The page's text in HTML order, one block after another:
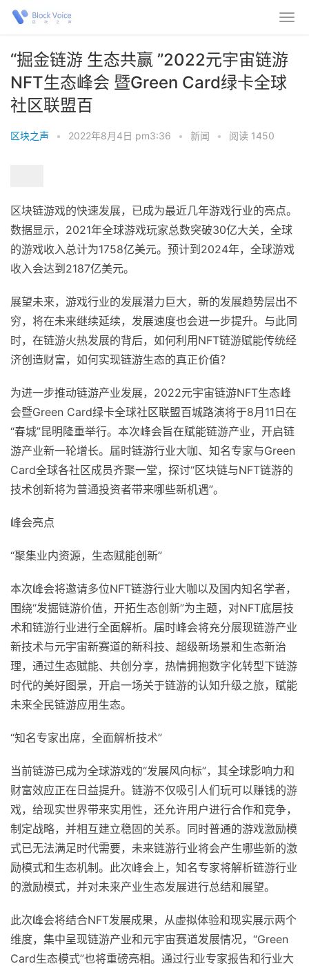
“掘金链游 生态共赢 ”2022元宇宙链游
NFT生态峰会 暨Green Card绿卡全球
社区联盟百
区块之声 • 2022年8月4日 pm3:36 • 新闻 • 阅读 1450
区块链游戏的快速发展，已成为最近几年游戏行业的亮点。
数据显示，2021年全球游戏玩家总数突破30亿大关，全球
的游戏收入总计为1758亿美元。预计到2024年，全球游戏
收入会达到2187亿美元。
展望未来，游戏行业的发展潜力巨大，新的发展趋势层出不
穷，将在未来继续延续，发展速度也会进一步提升。与此同
时，在链游火热发展的背后，如何利用NFT链游赋能传统经
济创造财富，如何实现链游生态的真正价值？
为进一步推动链游产业发展，2022元宇宙链游NFT生态峰
会暨Green Card绿卡全球社区联盟百城路演将于8月11日在
“春城”昆明隆重举行。本次峰会旨在赋能链游产业，开启链
游产业新一轮增长。届时链游行业大咖、知名专家与Green
Card全球各社区成员齐聚一堂，探讨“区块链与NFT链游的
技术创新将为普通投资者带来哪些新机遇”。
峰会亮点
“聚集业内资源，生态赋能创新”
本次峰会将邀请多位NFT链游行业大咖以及国内知名学者，
围绕“发掘链游价值，开拓生态创新”为主题，对NFT底层技
术和链游行业进行全面解析。届时峰会将充分展现链游产业
新技术与元宇宙新赛道的新科技、超级新场景和生态新治
理，通过生态赋能、共创分享，热情拥抱数字化转型下链游
时代的美好图景，开启一场关于链游的认知升级之旅，赋能
未来全民链游应用生态。
“知名专家出席，全面解析技术”
当前链游已成为全球游戏的“发展风向标”，其全球影响力和
财富效应正在日益提升。链游不仅吸引人们玩可以赚钱的游
戏，给现实世界带来实用性，还允许用户进行合作和竞争，
制定战略，并相互建立稳固的关系。同时普通的游戏激励模
式已无法满足时代需要，未来链游行业将会产生哪些新的激
励模式和生态机制。此次峰会上，知名专家将解析链游行业
的激励模式，并对未来产业生态发展进行总结和展望。
此次峰会将结合NFT发展成果，从虚拟体验和现实展示两个
维度，集中呈现链游产业和元宇宙赛道发展情况，“Green
Card生态模式”也将重磅亮相。通过行业专家报告和行业大